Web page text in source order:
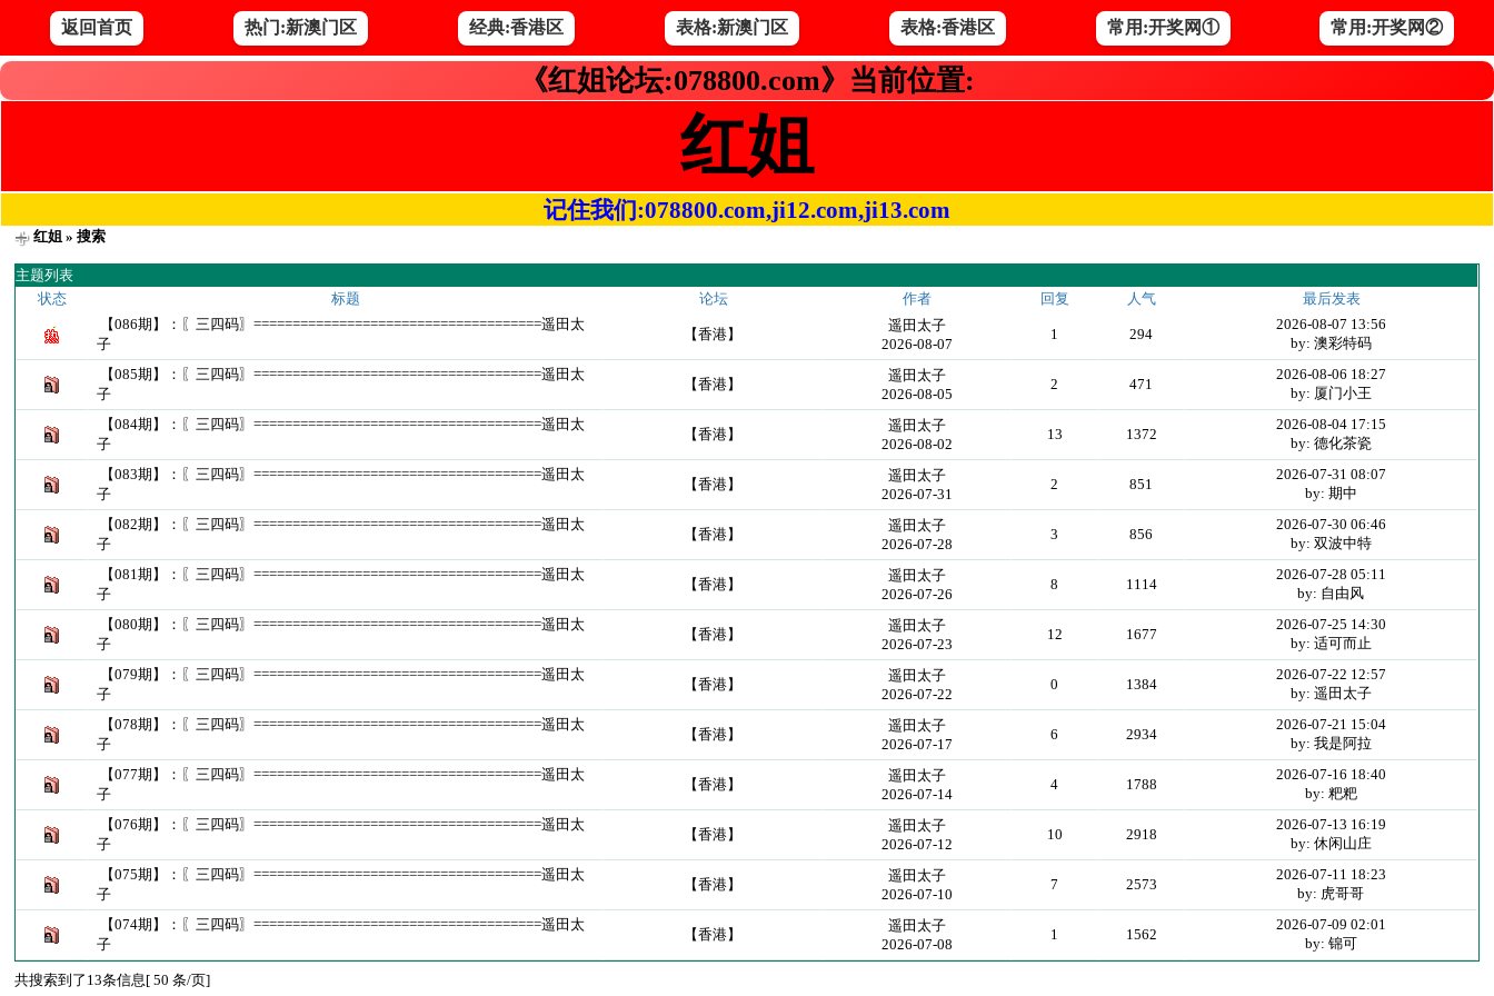
返回首页 热门:新澳门区 经典:香港区 表格:新澳门区 表格:香港区 常用:开奖网① 常用:开奖网②
《红姐论坛:078800.com》当前位置:
红姐
记住我们:078800.com,ji12.com,ji13.com
红姐 » 搜索
主题列表
状态
标题 论坛 作者 回复 人气
最后发表
【086期】：〖三四码〗=====================================遥田太
子
【香港】
遥田太子
2026-08-07
1 294
2026-08-07 13:56
by: 澳彩特码
【085期】：〖三四码〗=====================================遥田太
子
【香港】
遥田太子
2026-08-05
2 471
2026-08-06 18:27
by: 厦门小王
【084期】：〖三四码〗=====================================遥田太
子
【香港】
遥田太子
2026-08-02
13 1372
2026-08-04 17:15
by: 德化茶瓷
【083期】：〖三四码〗=====================================遥田太
子
【香港】
遥田太子
2026-07-31
2 851
2026-07-31 08:07
by: 期中
【082期】：〖三四码〗=====================================遥田太
子
【香港】
遥田太子
2026-07-28
3 856
2026-07-30 06:46
by: 双波中特
【081期】：〖三四码〗=====================================遥田太
子
【香港】
遥田太子
2026-07-26
8 1114
2026-07-28 05:11
by: 自由风
【080期】：〖三四码〗=====================================遥田太
子
【香港】
遥田太子
2026-07-23
12 1677
2026-07-25 14:30
by: 适可而止
【079期】：〖三四码〗=====================================遥田太
子
【香港】
遥田太子
2026-07-22
0 1384
2026-07-22 12:57
by: 遥田太子
【078期】：〖三四码〗=====================================遥田太
子
【香港】
遥田太子
2026-07-17
6 2934
2026-07-21 15:04
by: 我是阿拉
【077期】：〖三四码〗=====================================遥田太
子
【香港】
遥田太子
2026-07-14
4 1788
2026-07-16 18:40
by: 粑粑
【076期】：〖三四码〗=====================================遥田太
子
【香港】
遥田太子
2026-07-12
10 2918
2026-07-13 16:19
by: 休闲山庄
【075期】：〖三四码〗=====================================遥田太
子
【香港】
遥田太子
2026-07-10
7 2573
2026-07-11 18:23
by: 虎哥哥
【074期】：〖三四码〗=====================================遥田太
子
【香港】
遥田太子
2026-07-08
1 1562
2026-07-09 02:01
by: 锦可
共搜索到了13条信息[ 50 条/页]